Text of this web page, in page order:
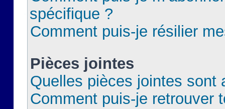
spécifique ?
Comment puis-je résilier
Pièces jointes
Quelles pièces jointes sont
Comment puis-je retrouver